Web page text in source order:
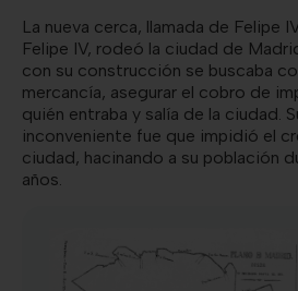
La nueva cerca, llamada de Felipe
Felipe IV, rodeó la ciudad de
con su construcción se buscaba
mercancía, asegurar el cobro de
quién entraba y salía de la ciudad.
inconveniente fue que impidió el
ciudad, hacinando a su población
años.